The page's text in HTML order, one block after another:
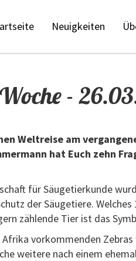
Neuigkeiten
-
Weltreise am
hat Euch zehn
für Säugetierkunde
der Säugetiere.
zählende Tier ist das
Afrika vorkommenden
weitere nach einem